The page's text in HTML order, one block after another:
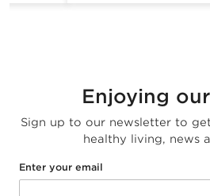
Enjoying
Sign up to our newsletter to
healthy living, news
Enter your email